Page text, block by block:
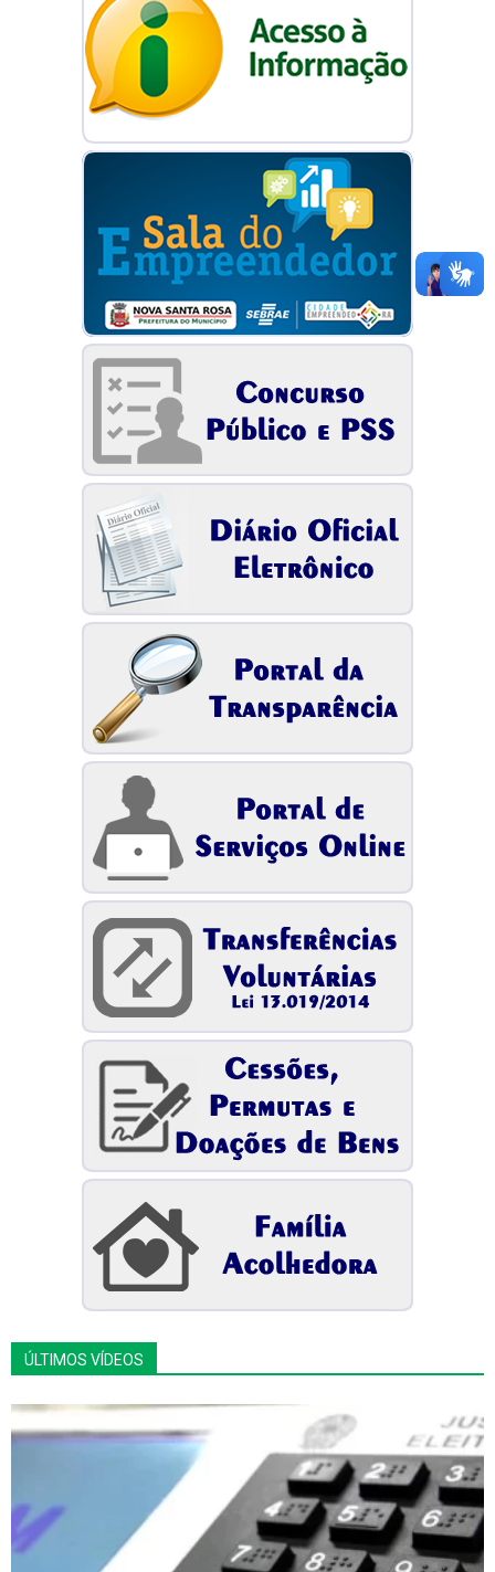
ÚLTIMOS VÍDEOS